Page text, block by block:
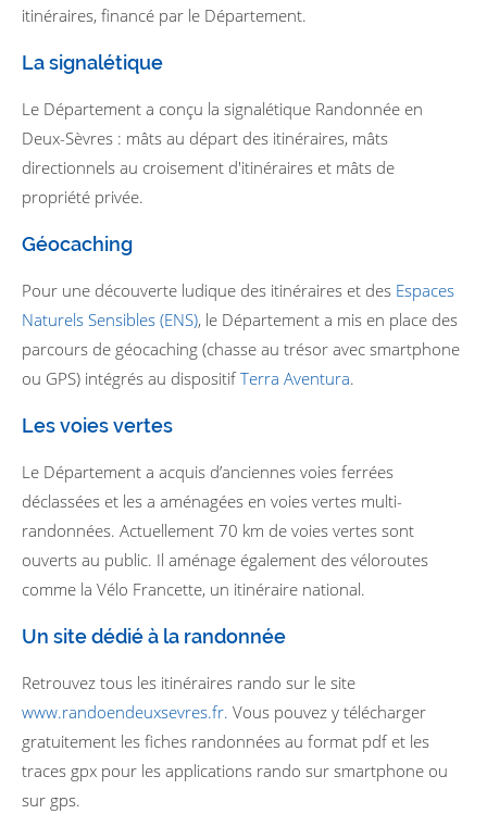
itinéraires, financé par le Département.
La signalétique
Le Département a conçu la signalétique Randonnée en
Deux-Sèvres : mâts au départ des itinéraires, mâts
directionnels au croisement d'itinéraires et mâts de
propriété privée.
Géocaching
Pour une découverte ludique des itinéraires et des Espaces
Naturels Sensibles (ENS), le Département a mis en place des
parcours de géocaching (chasse au trésor avec smartphone
ou GPS) intégrés au dispositifTerra Aventura.
Les voies vertes
Le Département a acquis d’anciennes voies ferrées
déclassées et les a aménagées en voies vertes multi-
randonnées. Actuellement 70 km de voies vertes sont
ouverts au public. Il aménage également des véloroutes
comme la Vélo Francette, un itinéraire national.
Un site dédié à la randonnée
Retrouvez tous les itinéraires rando sur le site
www.randoendeuxsevres.fr. Vous pouvez y télécharger
gratuitement les fiches randonnées au format pdf et les
traces gpx pour les applications rando sur smartphone ou
sur gps.